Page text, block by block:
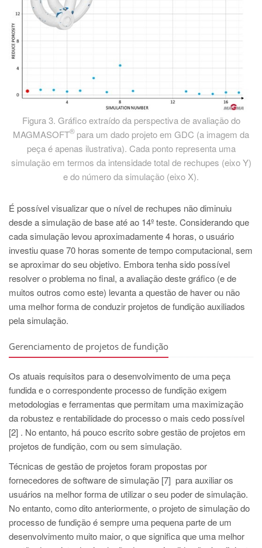
Figura 3. Gráfico extraído da perspectiva de avaliação do
MAGMASOFT
®para um dado projeto em GDC (a imagem da
peça é apenas ilustrativa). Cada ponto representa uma
simulação em termos da intensidade total de rechupes (eixo Y)
e do número da simulação (eixo X).
É possível visualizar que o nível de rechupes não diminuiu
desde a simulação de base até ao 14º teste. Considerando que
cada simulação levou aproximadamente 4 horas, o usuário
investiu quase 70 horas somente de tempo computacional, sem
se aproximar do seu objetivo. Embora tenha sido possível
resolver o problema no final, a avaliação deste gráfico (e de
muitos outros como este) levanta a questão de haver ou não
uma melhor forma de conduzir projetos de fundição auxiliados
pela simulação.
Gerenciamento de projetos de fundição
Os atuais requisitos para o desenvolvimento de uma peça
fundida e o correspondente processo de fundição exigem
metodologias e ferramentas que permitam uma maximização
da robustez e rentabilidade do processo o mais cedo possível
[2] . No entanto, há pouco escrito sobre gestão de projetos em
projetos de fundição, com ou sem simulação.
Técnicas de gestão de projetos foram propostas por
fornecedores de software de simulação [7] para auxiliar os
usuários na melhor forma de utilizar o seu poder de simulação.
No entanto, como dito anteriormente, o projeto de simulação do
processo de fundição é sempre uma pequena parte de um
desenvolvimento muito maior, o que significa que uma melhor